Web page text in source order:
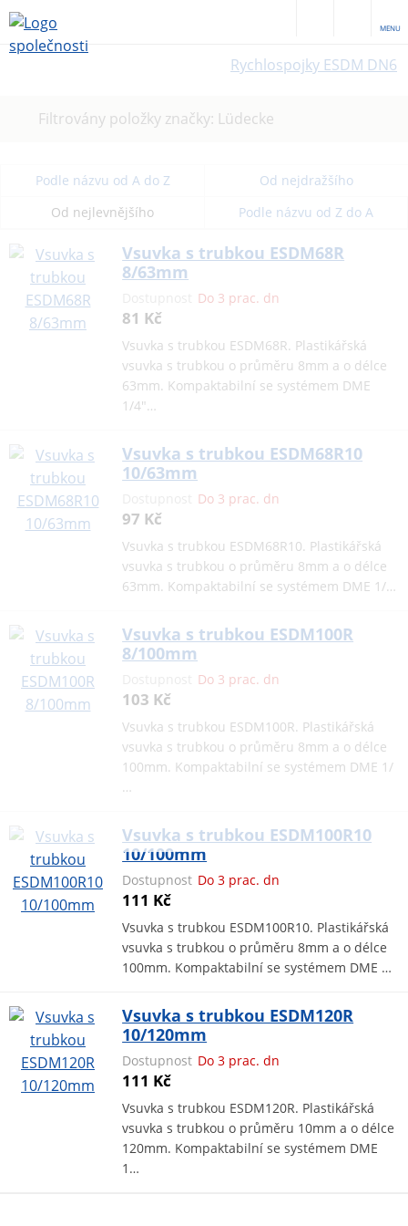
MENU
Rychlospojky ESDM DN6
Filtrovány položky značky: Lüdecke
Podle názvu od A do Z
Od nejdražšího
Od nejlevnějšího
Podle názvu od Z do A
Vsuvka s trubkou ESDM68R
8/63mm
Do 3 prac. dn
81 Kč
Vsuvka s trubkou ESDM68R. Plastikářská
vsuvka s trubkou o průměru 8mm a o délce
63mm. Kompaktabilní se systémem DME
1/4"…
Vsuvka s trubkou ESDM68R10
10/63mm
Do 3 prac. dn
97 Kč
Vsuvka s trubkou ESDM68R10. Plastikářská
vsuvka s trubkou o průměru 8mm a o délce
63mm. Kompaktabilní se systémem DME 1/…
Vsuvka s trubkou ESDM100R
8/100mm
Do 3 prac. dn
103 Kč
Vsuvka s trubkou ESDM100R. Plastikářská
vsuvka s trubkou o průměru 8mm a o délce
100mm. Kompaktabilní se systémem DME 1/
…
Vsuvka s trubkou ESDM100R10
10/100mm
Dostupnost Do 3 prac. dn
111 Kč
Vsuvka s trubkou ESDM100R10. Plastikářská
vsuvka s trubkou o průměru 8mm a o délce
100mm. Kompaktabilní se systémem DME …
Vsuvka s trubkou ESDM120R
10/120mm
Dostupnost Do 3 prac. dn
111 Kč
Vsuvka s trubkou ESDM120R. Plastikářská
vsuvka s trubkou o průměru 10mm a o délce
120mm. Kompaktabilní se systémem DME
1…